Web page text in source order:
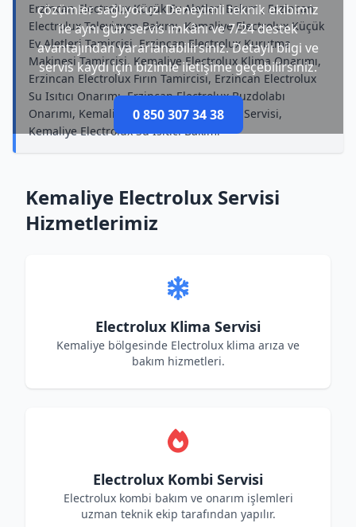
çözümler sağlıyoruz. Deneyimli teknik ekibimiz
ile aynı gün servis imkânı ve 7/24 destek
avantajından yararlanabilirsiniz. Detaylı bilgi ve
servis kaydı için bizimle iletişime geçebilirsiniz.
0 850 307 34 38
Erzincan Electrolux Küçük Ev Aletleri Bakımı, Erzincan
Electrolux Televizyon Bakımı, Kemaliye Electrolux Küçük
Ev Aletleri Tamircisi, Erzincan Electrolux Kurutma
Makinesi Tamircisi, Kemaliye Electrolux Klima Onarımı,
Erzincan Electrolux Fırın Tamircisi, Erzincan Electrolux
Su Isıtıcı Onarımı, Erzincan Electrolux Buzdolabı
Onarımı, Kemaliye Electrolux Televizyon Servisi,
Kemaliye Electrolux Su Isıtıcı Bakımı
Kemaliye Electrolux Servisi
Hizmetlerimiz
Electrolux Klima Servisi
Kemaliye bölgesinde Electrolux klima arıza ve
bakım hizmetleri.
Electrolux Kombi Servisi
Electrolux kombi bakım ve onarım işlemleri
uzman teknik ekip tarafından yapılır.